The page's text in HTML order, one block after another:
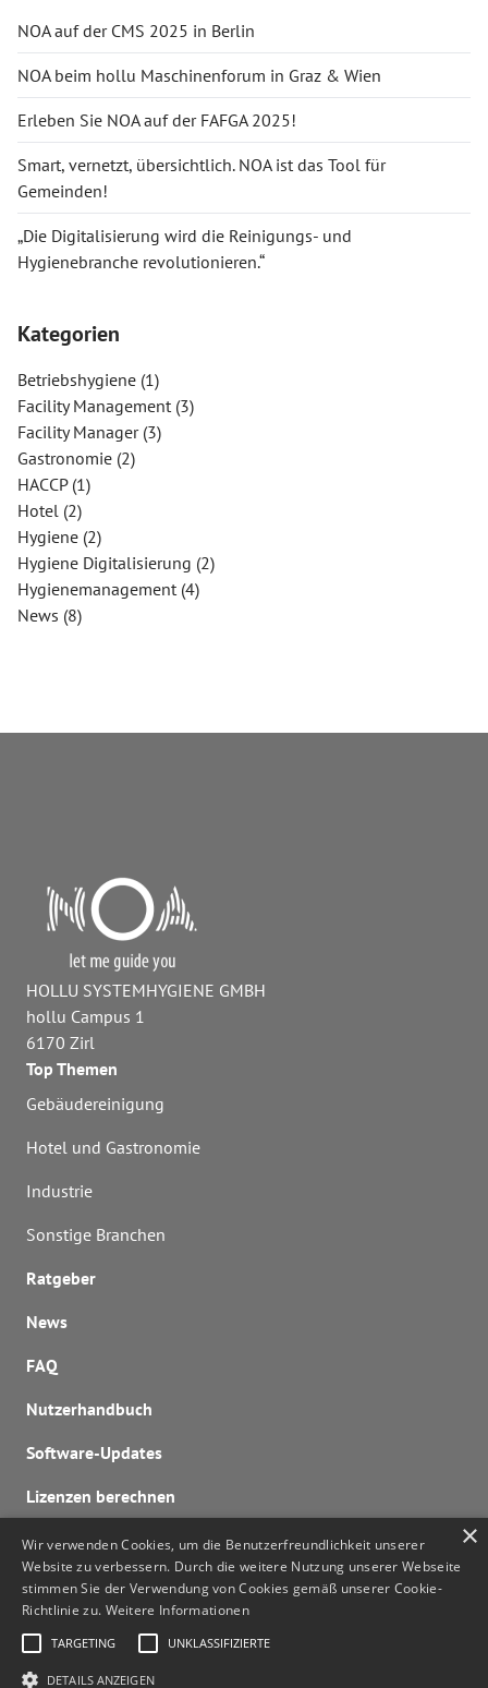
NOA auf der CMS 2025 in Berlin
NOA beim hollu Maschinenforum in Graz & Wien
Erleben Sie NOA auf der FAFGA 2025!
Smart, vernetzt, übersichtlich. NOA ist das Tool für
Gemeinden!
„Die Digitalisierung wird die Reinigungs- und
Hygienebranche revolutionieren.“
Kategorien
Betriebshygiene (1)
Facility Management (3)
Facility Manager(3)
Gastronomie (2)
HACCP(1)
Hotel (2)
Hygiene (2)
Hygiene Digitalisierung (2)
Hygienemanagement (4)
News (8)
HOLLU SYSTEMHYGIENE GMBH
hollu Campus 1
6170 Zirl
Top Themen
Gebäudereinigung
Hotel und Gastronomie
Industrie
Sonstige Branchen
Ratgeber
News
FAQ
Nutzerhandbuch
Software-Updates
Lizenzen berechnen
noa@noa.online
© HOLLU Systemhygiene GmbH 2026
×
Wir verwenden Cookies, um die Benutzerfreundlichkeit unserer
Website zu verbessern. Durch die weitere Nutzung unserer Webseite
stimmen Sie der Verwendung von Cookies gemäß unserer Cookie-
Richtlinie zu. Weitere Informationen
TARGETING UNKLASSIFIZIERTE
DETAILS ANZEIGEN